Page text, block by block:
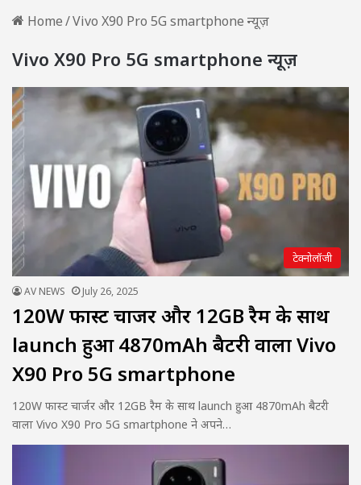
Home/Vivo X90 Pro 5G smartphone न्यूज़
Vivo X90 Pro 5G smartphone न्यूज़
टेक्नोलॉजी
AV NEWS July 26, 2025
120W फास्ट चार्जर और 12GB रैम के साथ
launch हुआ 4870mAh बैटरी वाला Vivo
X90 Pro 5G smartphone
120W फास्ट चार्जर और 12GB रैम के साथ launch हुआ 4870mAh बैटरी
वाला Vivo X90 Pro 5G smartphone ने अपने…